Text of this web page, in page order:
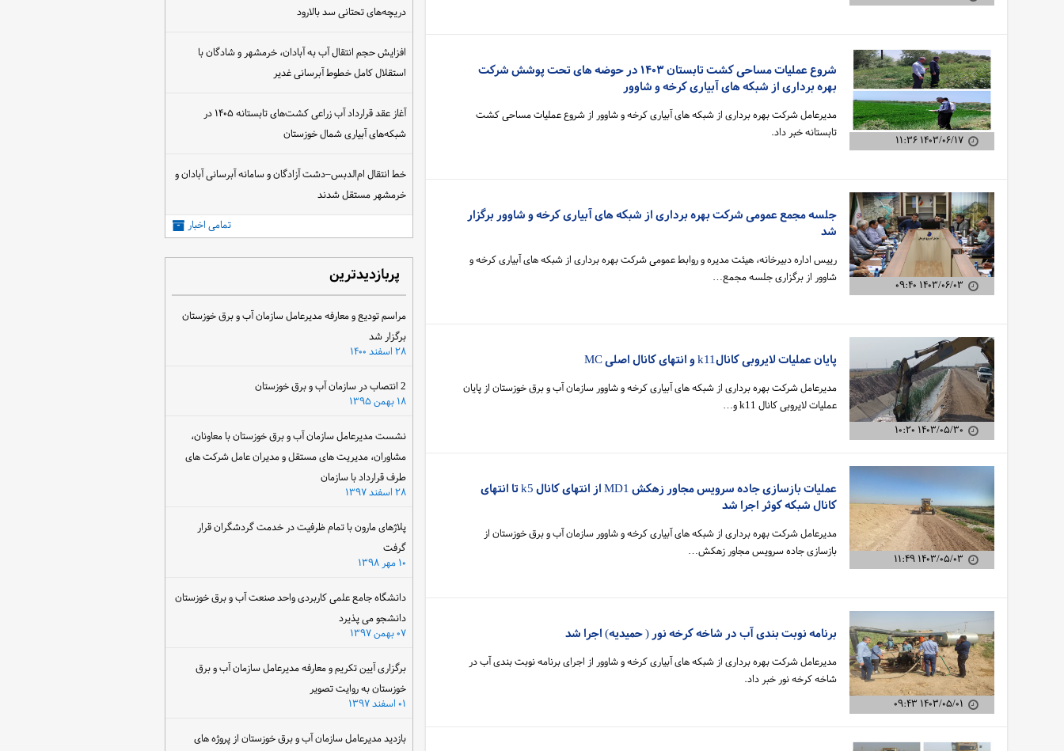
۱۴۰۳/۰۶/۱۷ ۱۱:۳۶
شروع عملیات مساحی کشت تابستان ۱۴۰۳ در حوضه های تحت پوشش شرکت
بهره برداری از شبکه های آبیاری کرخه و شاوور
مدیرعامل شرکت بهره برداری از شبکه های آبیاری کرخه و شاوور از شروع عملیات مساحی کشت
تابستانه خبر داد.
۱۴۰۳/۰۶/۰۳ ۰۹:۴۰
جلسه مجمع عمومی شرکت بهره برداری از شبکه های آبیاری کرخه و شاوور برگزار
شد
رییس اداره دبیرخانه، هیئت مدیره و روابط عمومی شرکت بهره برداری از شبکه های آبیاری کرخه و
شاوور از برگزاری جلسه مجمع…
۱۴۰۳/۰۵/۳۰ ۱۰:۲۰
پایان عملیات لایروبی کانالk11 و انتهای کانال اصلی MC
مدیرعامل شرکت بهره برداری از شبکه های آبیاری کرخه و شاوور سازمان آب و برق خوزستان از پایان
عملیات لایروبی کانال k11 و…
۱۴۰۳/۰۵/۰۳ ۱۱:۴۹
عملیات بازسازی جاده سرویس مجاور زهکش MD1 از انتهای کانال k5 تا انتهای
کانال شبکه کوثر اجرا شد
مدیرعامل شرکت بهره برداری از شبکه های آبیاری کرخه و شاوور سازمان آب و برق خوزستان از
بازسازی جاده سرویس مجاور زهکش…
۱۴۰۳/۰۵/۰۱ ۰۹:۴۳
برنامه نوبت بندی آب در شاخه کرخه نور ( حمیدیه) اجرا شد
مدیرعامل شرکت بهره برداری از شبکه های آبیاری کرخه و شاوور از اجرای برنامه نوبت بندی آب در
شاخه کرخه نور خبر داد.
دریچه‌های تحتانی سد بالارود
افزایش حجم انتقال آب به آبادان، خرمشهر و شادگان با
استقلال کامل خطوط آبرسانی غدیر
آغاز عقد قرارداد آب زراعی کشت‌های تابستانه ۱۴۰۵ در
شبکه‌های آبیاری شمال خوزستان
خط انتقال ام‌الدبس–دشت آزادگان و سامانه آبرسانی آبادان و
خرمشهر مستقل شدند
تمامی اخبار
پربازدیدترین
مراسم تودیع و معارفه مدیرعامل سازمان آب و برق خوزستان
برگزار شد
۲۸ اسفند ۱۴۰۰
2 انتصاب در سازمان آب و برق خوزستان
۱۸ بهمن ۱۳۹۵
نشست مدیرعامل سازمان آب و برق خوزستان با معاونان،
مشاوران، مدیریت های مستقل و مدیران عامل شرکت های
طرف قرارداد با سازمان
۲۸ اسفند ۱۳۹۷
پلاژهای مارون با تمام ظرفیت در خدمت گردشگران قرار
گرفت
۱۰ مهر ۱۳۹۸
دانشگاه جامع علمی کاربردی واحد صنعت آب و برق خوزستان
دانشجو می پذیرد
۰۷ بهمن ۱۳۹۷
برگزاری آیین تکریم و معارفه مدیرعامل سازمان آب و برق
خوزستان به روایت تصویر
۰۱ اسفند ۱۳۹۷
بازدید مدیرعامل سازمان آب و برق خوزستان از پروژه های